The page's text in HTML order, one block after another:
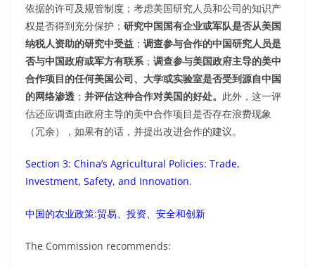
依据的许可及规管制度；考虑美国研究人员和公司的知识产
权是否得到充分保护； 研究中国国有企业或军队是否从美国
纳税人资助的研究中受益 ； 调查参与合作的中国研究人员是
否与中国政府或军方有联系； 调查参与美国政府主导的美中
合作项目的任何美国公司、大学或实验室是否受到源自中国
的网络渗透 ； 并评估这种合作对美国的好处。 此外，这一评
估还应调查由政府主导的美中合作项目是否存在浪费现象
（冗余），如果有的话，并提出改进合作的建议。
Section 3: China’s Agricultural Policies: Trade,
Investment, Safety, and Innovation.
中国的农业政策:贸易、投资、安全和创新
The Commission recommends: